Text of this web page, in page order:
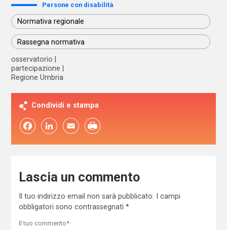
Persone con disabilità
Normativa regionale
Rassegna normativa
osservatorio
partecipazione
Regione Umbria
Condividi e stampa
FacebookLinkedIn Email
Lascia un commento
Il tuo indirizzo email non sarà pubblicato.
I campi
obbligatori sono contrassegnati *